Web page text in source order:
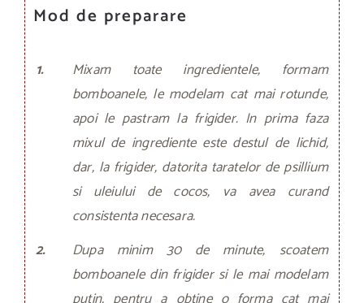
Mod de preparare
1.
Mixam toate ingredientele, formam
bomboanele, le modelam cat mai rotunde,
apoi le pastram la frigider. In prima faza
mixul de ingrediente este destul de lichid,
dar, la frigider, datorita taratelor de psillium
si uleiului de cocos, va avea curand
consistenta necesara.
2.
Dupa minim 30 de minute, scoatem
bomboanele din frigider si le mai modelam